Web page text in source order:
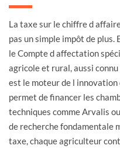
La taxe sur le chiffre d
pas un simple impôt de
le Compte d affectation
agricole et rural, aussi
est le moteur de l innovation
permet de financer les
techniques comme Arvalis
de recherche fondamentale
taxe, chaque agriculteur